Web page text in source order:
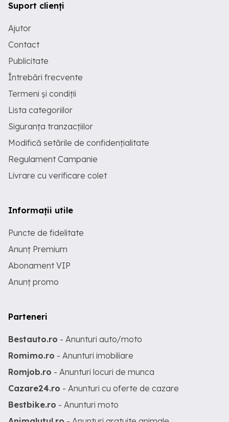
Suport clienți
Ajutor
Contact
Publicitate
Întrebări frecvente
Termeni și condiții
Lista categoriilor
Siguranța tranzacțiilor
Modifică setările de confidențialitate
Regulament Campanie
Livrare cu verificare colet
Informații utile
Puncte de fidelitate
Anunț Premium
Abonament VIP
Anunț promo
Parteneri
Bestauto.ro - Anunturi auto/moto
Romimo.ro - Anunturi imobiliare
Romjob.ro - Anunturi locuri de munca
Cazare24.ro - Anunturi cu oferte de cazare
Bestbike.ro - Anunturi moto